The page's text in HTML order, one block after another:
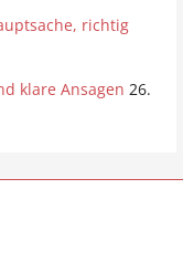
richtig
klare Ansagen 26.